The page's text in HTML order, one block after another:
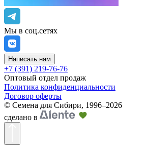
Мы в соц.сетях
Написать нам
+7 (391) 219-76-76
Оптовый отдел продаж
Политика конфиденциальности
Договор оферты
© Семена для Сибири, 1996–2026
сделано в